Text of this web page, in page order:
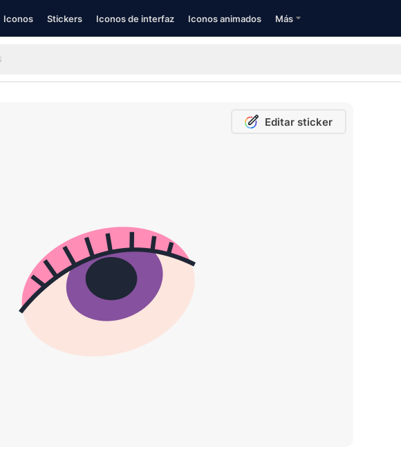
Iconos Stickers Iconos de interfaz Iconos animados Más
Editar sticker